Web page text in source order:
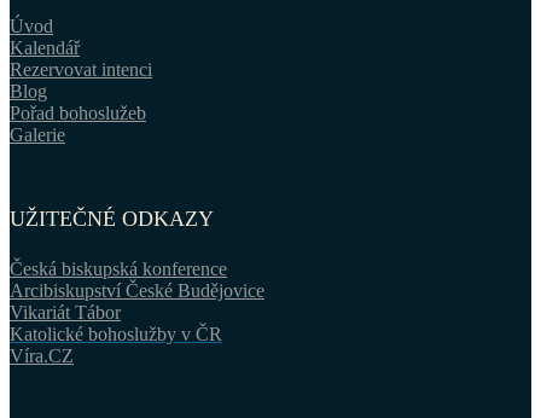
Úvod
Kalendář
Rezervovat intenci
Blog
Pořad bohoslužeb
Galerie
UŽITEČNÉ ODKAZY
Česká biskupská konference
Arcibiskupství České Budějovice
Vikariát Tábor
Katolické bohoslužby v ČR
Víra.CZ